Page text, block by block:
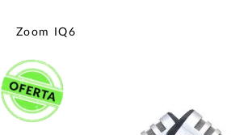
Zoom IQ6